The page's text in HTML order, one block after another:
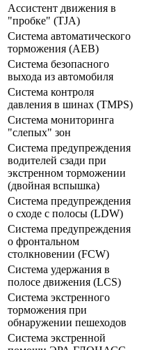
Ассистент движения в
"пробке" (TJA)
Система автоматического
торможения (AEB)
Система безопасного
выхода из автомобиля
Система контроля
давления в шинах (TMPS)
Система мониторинга
"слепых" зон
Система предупреждения
водителей сзади при
экстренном торможении
(двойная вспышка)
Система предупреждения
о сходе с полосы (LDW)
Система предупреждения
о фронтальном
столкновении (FCW)
Система удержания в
полосе движения (LCS)
Система экстренного
торможения при
обнаружении пешеходов
Система экстренной